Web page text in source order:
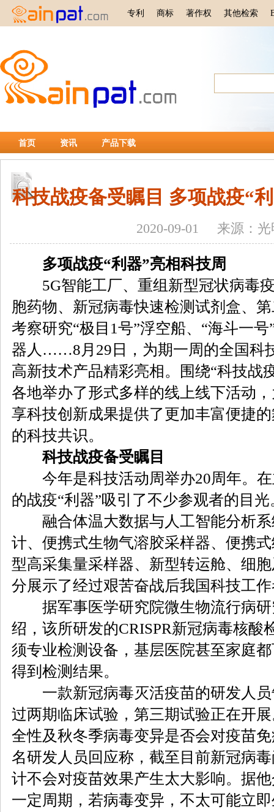
专利 商标 著作权 其他检索
首页 资讯 产品下载
科技战疫备受瞩目 多项战疫“
2020-09-01 来源：光
多项战疫“利器”亮相科技周
5G智能工厂、重组新型冠状病毒
胞药物、新冠病毒快速检测试剂盒、
考察研究“极目1号”浮空船、“海斗一
器人……8月29日，为期一周的全国科
高新技术产品精彩亮相。围绕“科技战
各地举办了形式多样的线上线下活动
享科技创新成果提供了更加丰富便捷
的科技共识。
科技战疫备受瞩目
今年是科技活动周举办20周年。在
的战疫“利器”吸引了不少参观者的目光
融合体温大数据与人工智能分析系
计、便携式生物气溶胶采样器、便携
型高采集量采样器、新型转运舱、细
分展示了经过艰苦奋战后我国科技工
据军事医学研究院微生物流行病研
绍，该所研发的CRISPR新冠病毒核酸
须专业检测设备，基层医院甚至家庭
得到检测结果。
一款新冠病毒灭活疫苗的研发人员
过两期临床试验，第三期试验正在开
全性及秋冬季病毒变异是否会对疫苗
名研发人员回应称，截至目前新冠病
计不会对疫苗效果产生太大影响。据
一定周期，若病毒变异，不太可能立